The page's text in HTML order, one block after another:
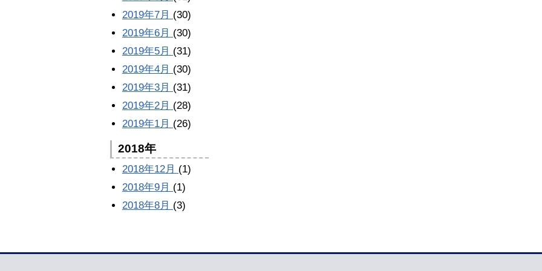
2019年7月 (30)
2019年6月 (30)
2019年5月 (31)
2019年4月 (30)
2019年3月 (31)
2019年2月 (28)
2019年1月 (26)
2018年
2018年12月 (1)
2018年9月 (1)
2018年8月 (3)